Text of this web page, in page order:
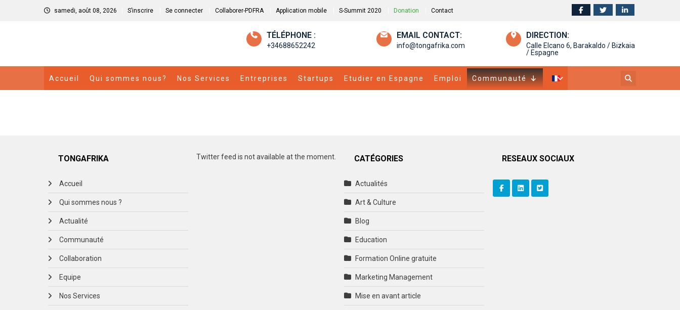
samedi, août 08, 2026 S’inscrire Se connecter Collaborer-PDFRA Application mobile S-Summit 2020 Donation Contact
TÉLÉPHONE :
+34688652242
EMAIL CONTACT:
info@tongafrika.com
DIRECTION:
Calle Elcano 6, Barakaldo / Bizkaia
/ Espagne
Accueil Qui sommes nous? Nos Services Entreprises Startups Etudier en Espagne Emploi Communauté
TONGAFRIKA
Accueil
Qui sommes nous ?
Actualité
Communauté
Collaboration
Equipe
Nos Services
Twitter feed is not available at the moment. CATÉGORIES
Actualités
Art & Culture
Blog
Education
Formation Online gratuite
Marketing Management
Mise en avant article
RESEAUX SOCIAUX